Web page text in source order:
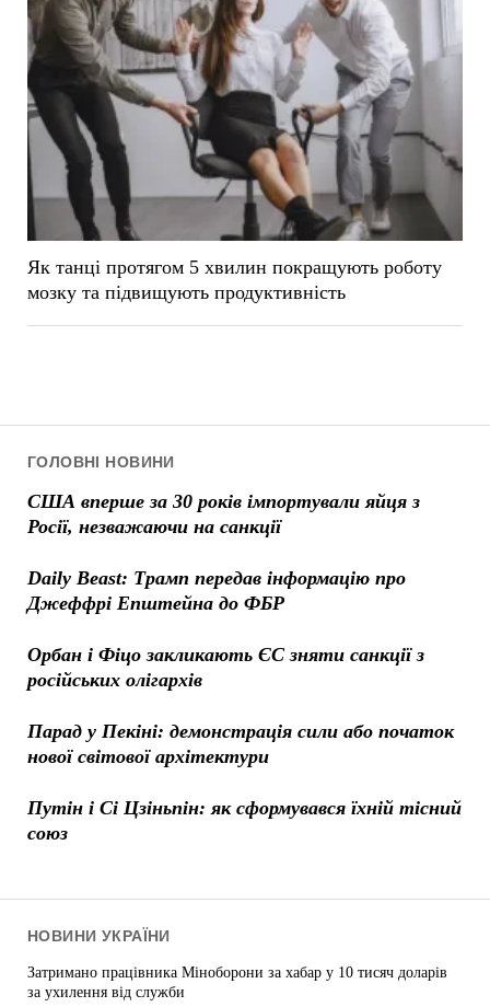
ГОЛОВНІ НОВИНИ
США вперше за 30 років імпортували яйця з
Росії, незважаючи на санкції
Daily Beast: Трамп передав інформацію про
Джеффрі Епштейна до ФБР
Орбан і Фіцо закликають ЄС зняти санкції з
російських олігархів
Парад у Пекіні: демонстрація сили або початок
нової світової архітектури
Путін і Сі Цзіньпін: як сформувався їхній тісний
союз
Як танці протягом 5 хвилин покращують роботу
мозку та підвищують продуктивність
НОВИНИ УКРАЇНИ
Затримано працівника Міноборони за хабар у 10 тисяч доларів
за ухилення від служби